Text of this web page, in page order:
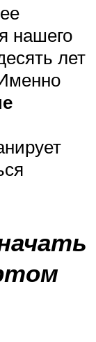
нашего
лет